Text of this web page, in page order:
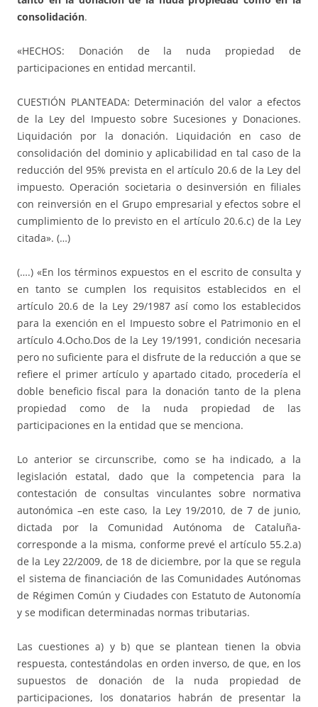
consolidación.
«HECHOS: Donación de la nuda propiedad de
participaciones en entidad mercantil.
CUESTIÓN PLANTEADA: Determinación del valor a efectos
de la Ley del Impuesto sobre Sucesiones y Donaciones.
Liquidación por la donación. Liquidación en caso de
consolidación del dominio y aplicabilidad en tal caso de la
reducción del 95% prevista en el artículo 20.6 de la Ley del
impuesto. Operación societaria o desinversión en filiales
con reinversión en el Grupo empresarial y efectos sobre el
cumplimiento de lo previsto en el artículo 20.6.c) de la Ley
citada». (…)
(….) «En los términos expuestos en el escrito de consulta y
en tanto se cumplen los requisitos establecidos en el
artículo 20.6 de la Ley 29/1987 así como los establecidos
para la exención en el Impuesto sobre el Patrimonio en el
artículo 4.Ocho.Dos de la Ley 19/1991, condición necesaria
pero no suficiente para el disfrute de la reducción a que se
refiere el primer artículo y apartado citado, procedería el
doble beneficio fiscal para la donación tanto de la plena
propiedad como de la nuda propiedad de las
participaciones en la entidad que se menciona.
Lo anterior se circunscribe, como se ha indicado, a la
legislación estatal, dado que la competencia para la
contestación de consultas vinculantes sobre normativa
autonómica –en este caso, la Ley 19/2010, de 7 de junio,
dictada por la Comunidad Autónoma de Cataluña-
corresponde a la misma, conforme prevé el artículo 55.2.a)
de la Ley 22/2009, de 18 de diciembre, por la que se regula
el sistema de financiación de las Comunidades Autónomas
de Régimen Común y Ciudades con Estatuto de Autonomía
y se modifican determinadas normas tributarias.
Las cuestiones a) y b) que se plantean tienen la obvia
respuesta, contestándolas en orden inverso, de que, en los
supuestos de donación de la nuda propiedad de
participaciones, los donatarios habrán de presentar la